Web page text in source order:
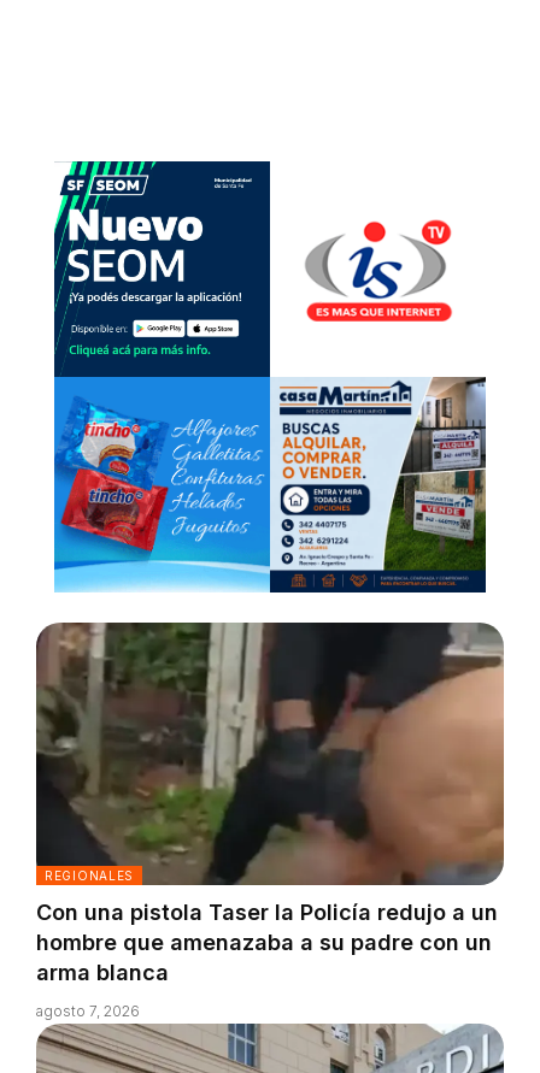
REGIONALES
Con una pistola Taser la Policía redujo a un
hombre que amenazaba a su padre con un
arma blanca
agosto 7, 2026